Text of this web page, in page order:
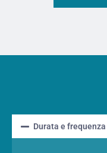
Durata e frequenza